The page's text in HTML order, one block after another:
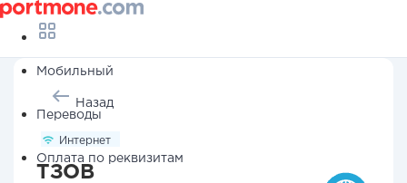
Мобильный
Переводы
Оплата по реквизитам
Назад
Интернет
ТЗОВ